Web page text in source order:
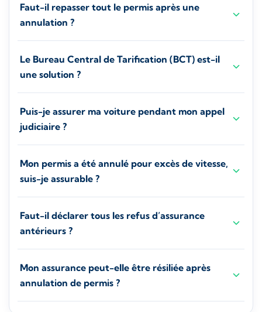
Faut-il repasser tout le permis après une
annulation ?
Le Bureau Central de Tarification (BCT) est-il
une solution ?
Puis-je assurer ma voiture pendant mon appel
judiciaire ?
Mon permis a été annulé pour excès de vitesse,
suis-je assurable ?
Faut-il déclarer tous les refus d’assurance
antérieurs ?
Mon assurance peut-elle être résiliée après
annulation de permis ?